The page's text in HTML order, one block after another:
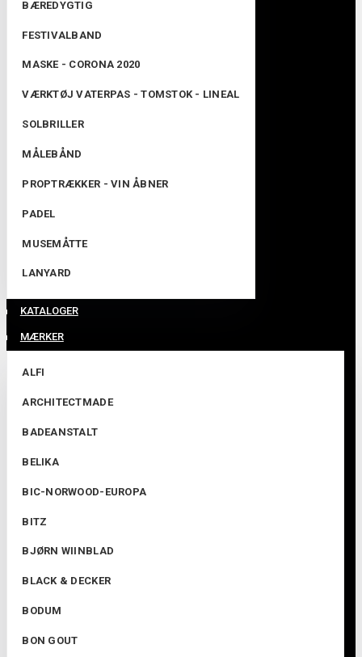
BÆREDYGTIG
FESTIVALBAND
MASKE - CORONA 2020
VÆRKTØJ VATERPAS - TOMSTOK - LINEAL
SOLBRILLER
MÅLEBÅND
PROPTRÆKKER - VIN ÅBNER
PADEL
MUSEMÅTTE
LANYARD
MÆRKER
ALFI
ARCHITECTMADE
BADEANSTALT
BELIKA
BIC-NORWOOD-EUROPA
BITZ
BJØRN WIINBLAD
BLACK & DECKER
BODUM
BON GOUT
KATALOGER